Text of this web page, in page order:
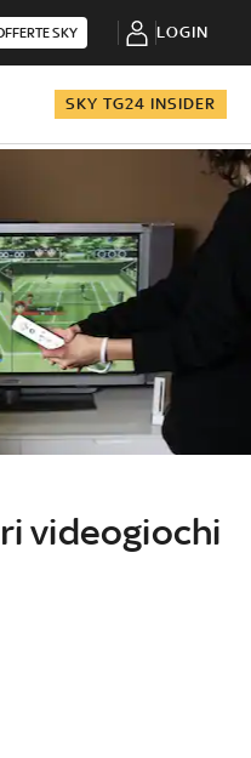
SKY LOGIN
SKY TG24 INSIDER
videogiochi